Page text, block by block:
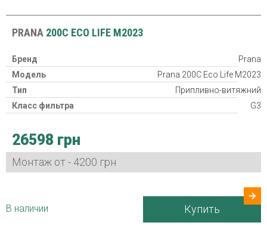
PRANA 200C ECO LIFE M2023
Бренд
Prana
Модель
Prana 200C Eco Life M2023
Тип
Припливно-витяжний
Класс фильтра
G3
Класс защиты
Потребляемая мощность
3,2-26 Вт
Гарантия
26598 грн
Монтаж от - 4200 грн
В наличии Купить